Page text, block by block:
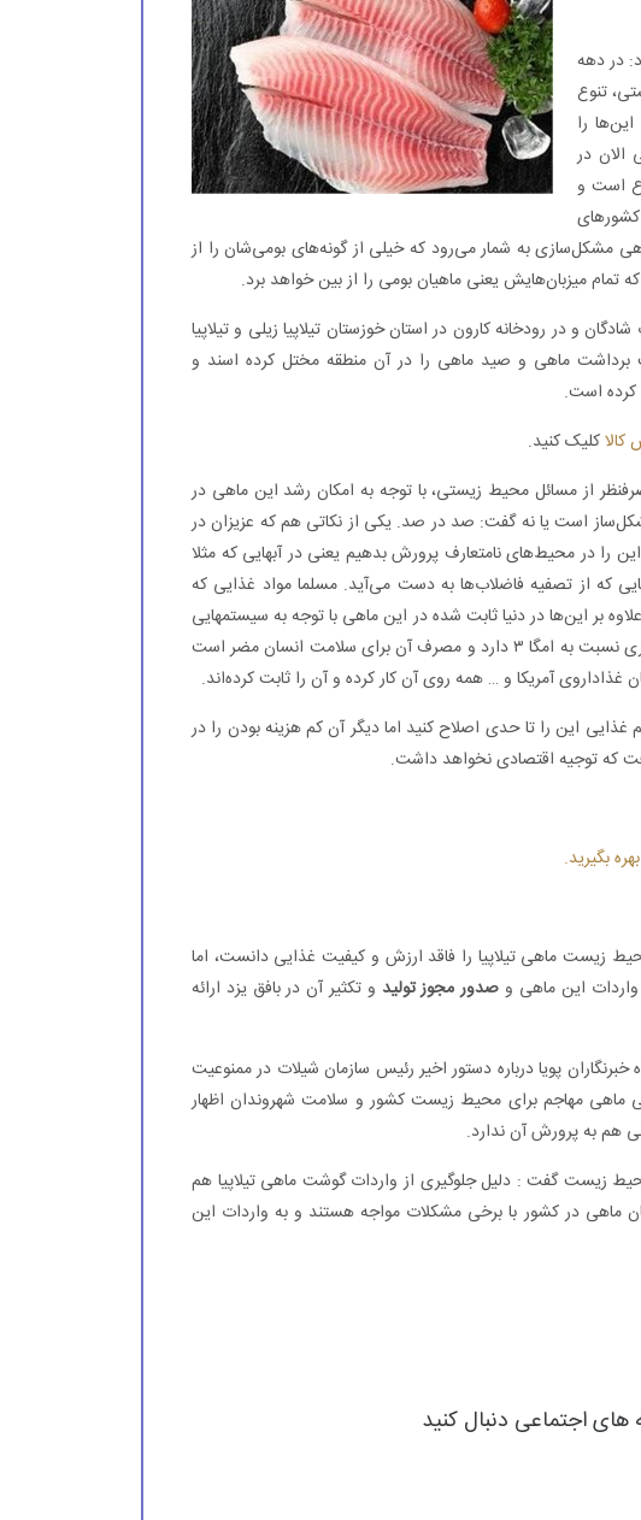
در دهه
زیستی، تنوع
را
الان در
است و
مشکل‌سازی به شمار می‌رود که خیلی از گونه‌های بومی‌شان را از
میزبان‌هایش یعنی ماهیان بومی را از بین خواهد برد.
و در رودخانه کارون در استان خوزستان تیلاپیا زیلی و تیلاپیا
ماهی و صید ماهی را در آن منطقه مختل کرده اسند و
کرده‌ است.
کلیک کنید.
از مسائل محیط زیستی، با توجه به امکان رشد این ماهی در
است یا نه گفت: صد در صد. یکی از نکاتی هم که عزیزان در
در محیط‌های نامتعارف پرورش بدهیم یعنی در آبهایی که مثلا
که از تصفیه فاضلاب‌ها به دست می‌آید. مسلما مواد غذایی که
بر این‌ها در دنیا ثابت شده در این ماهی با توجه به سیستمهایی
که در آن پرورش داده می‌شود، میزان امگا ۶ بیشتری نسبت به امگا ۳ دارد و مصرف آن برای سلامت انسان مضر است
آمریکا و … همه روی آن کار کرده و آن را ثابت کرده‌اند.
غذایی این را تا حدی اصلاح کنید اما دیگر آن کم هزینه بودن را در
که توجیه اقتصادی نخواهد داشت.
بگیرید.
ماهی تیلاپیا را فاقد ارزش و کیفیت غذایی دانست، اما
این ماهی و صدور مجوز تولید و تکثیر آن در بافق یزد ارائه
پویا درباره دستور اخیر رئیس سازمان شیلات در ممنوعیت
ماهی مهاجم برای محیط زیست کشور و سلامت شهروندان اظهار
هم به پرورش آن ندارد.
زیست گفت : دلیل جلوگیری از واردات گوشت ماهی تیلاپیا هم
ماهی در کشور با برخی مشکلات مواجه هستند و به واردات این
های اجتماعی دنبال کنید